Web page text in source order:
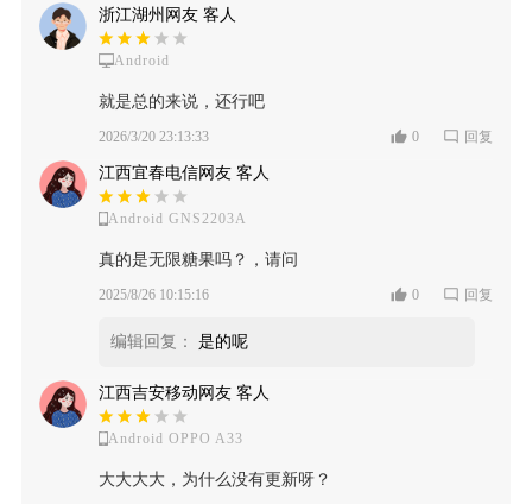
浙江湖州网友 客人
Android
就是总的来说，还行吧
2026/3/20 23:13:33 0 回复
江西宜春电信网友 客人
Android GNS2203A
真的是无限糖果吗？，请问
2025/8/26 10:15:16 0 回复
编辑回复： 是的呢
江西吉安移动网友 客人
Android OPPO A33
大大大大，为什么没有更新呀？